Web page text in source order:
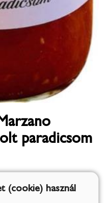
paradicsom
Manufaktúra),
(cookie) használ